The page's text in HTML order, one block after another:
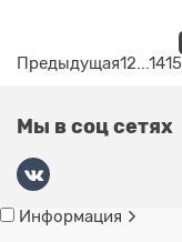
Предыдущая12 1415
Мы в соц сетях
Информация